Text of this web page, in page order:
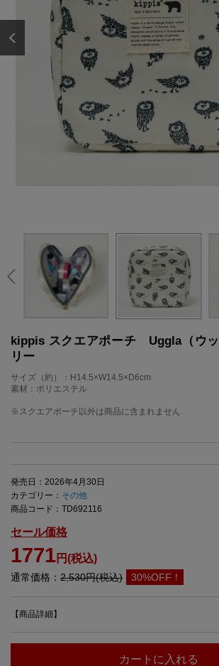
kippis スクエアポーチ Uggla（ウ
リー
サイズ（約）：H14.5×W14.5×D6cm
素材：ポリエステル
※スクエアポーチ以外は商品に含まれません
発売日：2026年4月30日
カテゴリー： その他
商品コード：TD692116
セール価格
1771円(税込)
通常価格： 2,530円(税込) 30%OFF！
【商品詳細】
カートに入れる